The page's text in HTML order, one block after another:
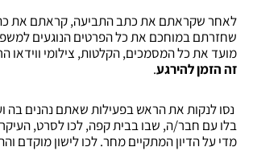
לאחר שקראתם את כתב התביעה, קראתם את
שחזרתם במוחכם את כל הפרטים הנוגעים
מועד את כל המסמכים, הקלטות, צילומי ווידאו
זה הזמן להירגע.
נסו לנקות את הראש בפעילות שאתם נהנים בה
בלו עם חבר/ה, שבו בבית קפה, לכו לסרט,
מדי על הדיון המתקיים מחר. לכו לישון מוקדם